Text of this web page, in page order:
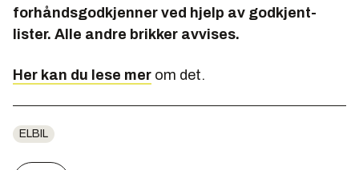
forhåndsgodkjenner ved hjelp av godkjent-
lister. Alle andre brikker avvises.
Her kan du lese mer om det.
ELBIL